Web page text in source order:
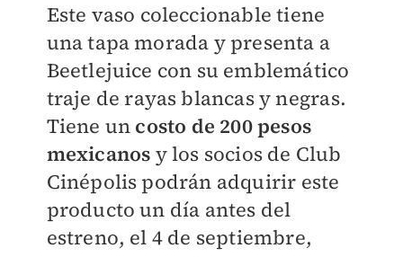
Este vaso coleccionable tiene
una tapa morada y presenta a
Beetlejuice con su emblemático
traje de rayas blancas y negras.
Tiene un costo de 200 pesos
mexicanos y los socios de Club
Cinépolis podrán adquirir este
producto un día antes del
estreno, el 4 de septiembre,